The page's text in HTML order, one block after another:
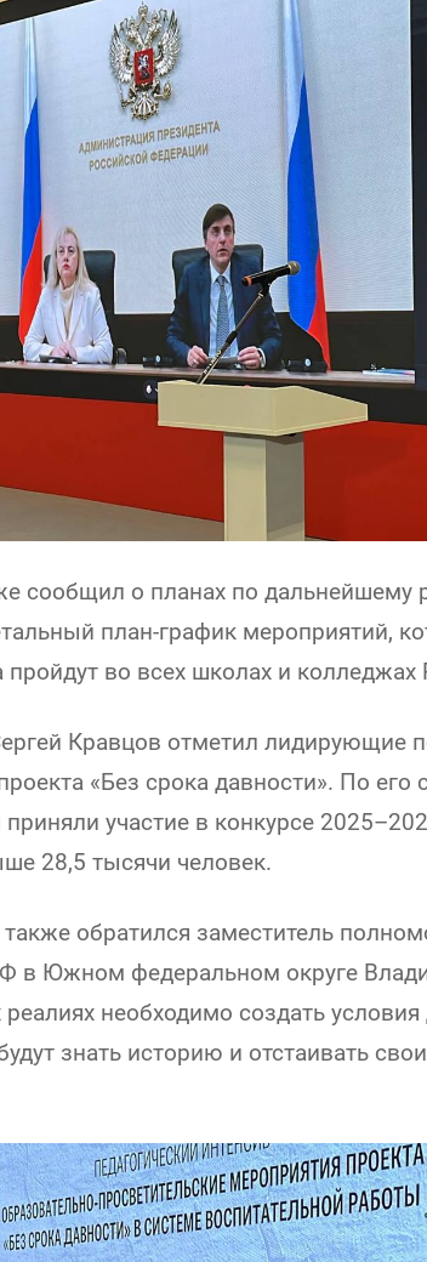
сообщил о планах по дальнейшему
план-график мероприятий,
пройдут во всех школах и колледжах
Кравцов отметил лидирующие
«Без срока давности». По его
участие в конкурсе
28,5 тысячи человек.
обратился заместитель
в Южном федеральном округе
необходимо создать
знать историю и отстаивать